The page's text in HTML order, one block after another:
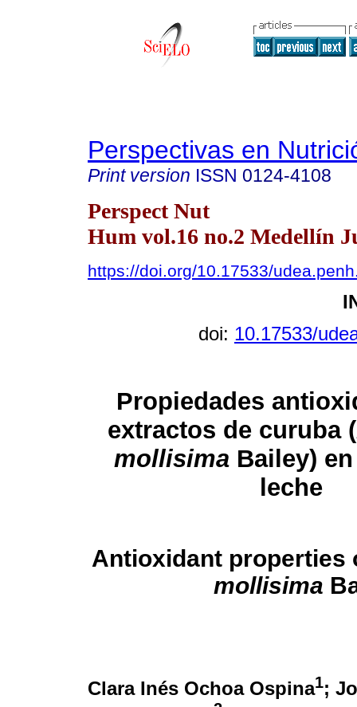
Perspectivas en
Print version ISSN 0124-4108
Perspect Nut
Hum vol.16 no.2 Medellín
https://doi.org/10.17533/
doi: 10.17533/
Propiedades
extractos de curuba (
mollisimaBailey) en
leche
Antioxidant properties
mollisima
Clara Inés Ochoa Ospina1;